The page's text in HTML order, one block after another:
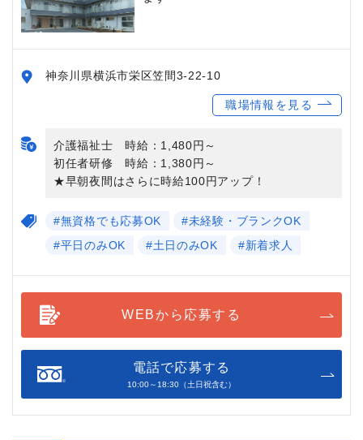
神奈川県横浜市栄区笠間3-22-10
職場情報を見る
介護福祉士 時給：1,480円～
初任者研修 時給：1,380円～
★早朝夜間はさらに時給100円アップ！
#無資格でも応募OK
#未経験・ブランクOK
#平日のみOK
#土日のみOK #新着求人
WEBから応募する
電話で応募する
10:00～18:30（土日祝含む）